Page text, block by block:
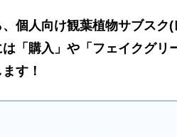
個人向け観葉植物サブスク
「購入」や「フェイクグリ
す！